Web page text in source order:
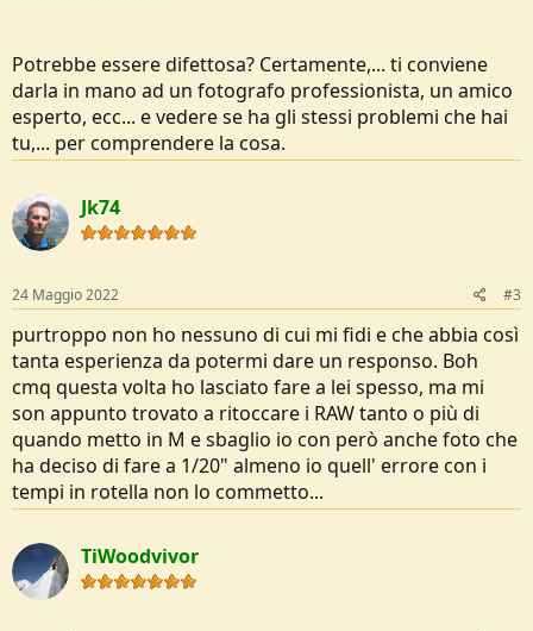
Potrebbe essere difettosa? Certamente,... ti conviene
darla in mano ad un fotografo professionista, un amico
esperto, ecc... e vedere se ha gli stessi problemi che hai
tu,... per comprendere la cosa.
Jk74
24 Maggio 2022 #3
purtroppo non ho nessuno di cui mi fidi e che abbia così
tanta esperienza da potermi dare un responso. Boh
cmq questa volta ho lasciato fare a lei spesso, ma mi
son appunto trovato a ritoccare i RAW tanto o più di
quando metto in M e sbaglio io con però anche foto che
ha deciso di fare a 1/20" almeno io quell' errore con i
tempi in rotella non lo commetto...
TiWoodvivor